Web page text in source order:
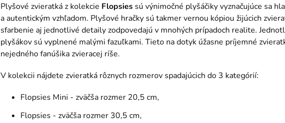
Plyšové zvieratká z kolekcie Flopsies sú výnimočné plyšáčiky vyznačujúce sa
a autentickým vzhľadom. Plyšové hračky sú takmer vernou kópiou žijúcich
sfarbenie aj jednotlivé detaily zodpovedajú v mnohých prípadoch realite.
plyšákov sú vyplnené malými fazuľkami. Tieto na dotyk úžasne príjemné
nejedného fanúšika zvieracej ríše.
V kolekcii nájdete zvieratká rôznych rozmerov spadajúcich do 3 kategórií:
Flopsies Mini - zväčša rozmer 20,5 cm,
Flopsies - zväčša rozmer 30,5 cm,